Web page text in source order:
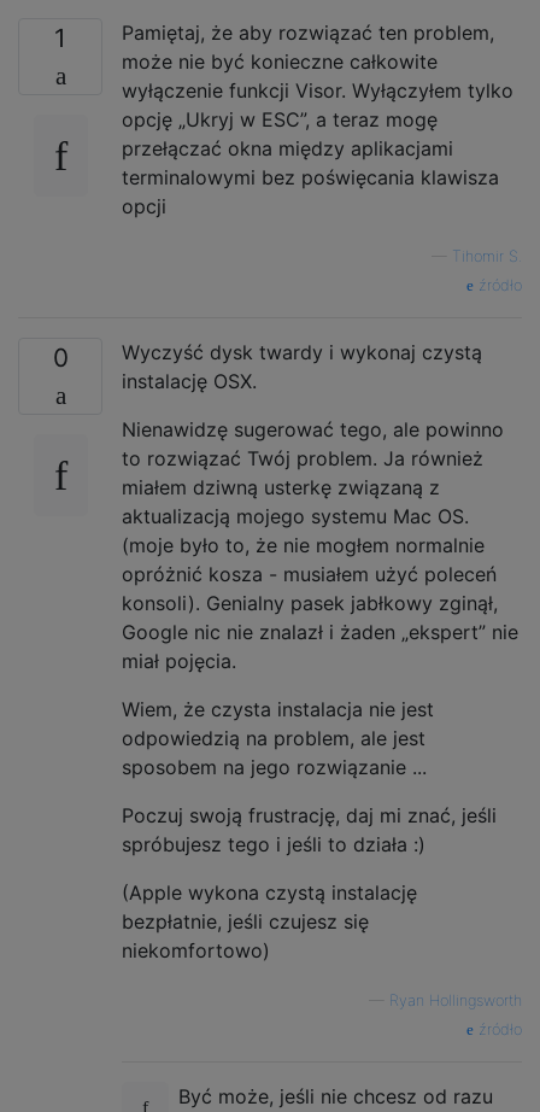
1
Pamiętaj, że aby rozwiązać ten problem,
może nie być konieczne całkowite
wyłączenie funkcji Visor. Wyłączyłem tylko
opcję „Ukryj w ESC”, a teraz mogę
przełączać okna między aplikacjami
terminalowymi bez poświęcania klawisza
opcji
Tihomir S.
źródło
0
Wyczyść dysk twardy i wykonaj czystą
instalację OSX.
Nienawidzę sugerować tego, ale powinno
to rozwiązać Twój problem. Ja również
miałem dziwną usterkę związaną z
aktualizacją mojego systemu Mac OS.
(moje było to, że nie mogłem normalnie
opróżnić kosza - musiałem użyć poleceń
konsoli). Genialny pasek jabłkowy zginął,
Google nic nie znalazł i żaden „ekspert” nie
miał pojęcia.
Wiem, że czysta instalacja nie jest
odpowiedzią na problem, ale jest
sposobem na jego rozwiązanie ...
Poczuj swoją frustrację, daj mi znać, jeśli
spróbujesz tego i jeśli to działa :)
(Apple wykona czystą instalację
bezpłatnie, jeśli czujesz się
niekomfortowo)
Ryan Hollingsworth
źródło
Być może, jeśli nie chcesz od razu